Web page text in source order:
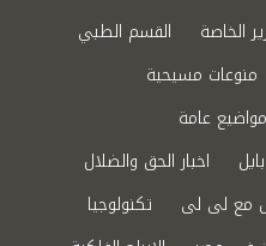
الخاصة
القسم الطبي
منوعات مسيحية
مواضيع عامة
اخبار الحق والضلال
مع لى لى
تكنولوجيا